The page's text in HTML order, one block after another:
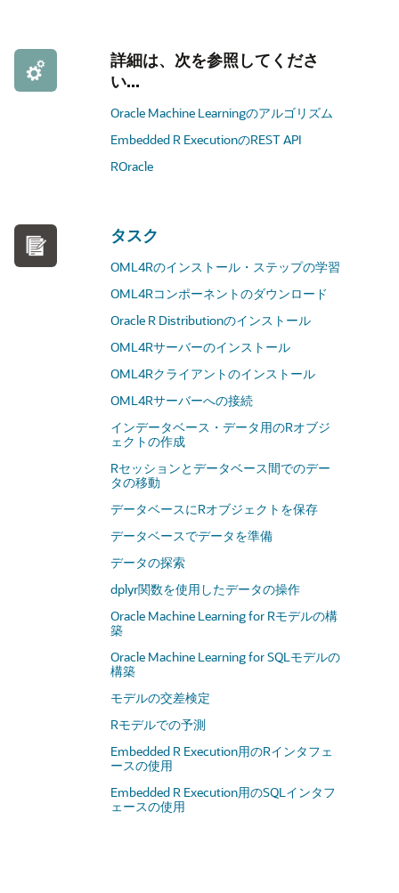
詳細は、次を参照してくださ
い...
Oracle Machine Learningのアルゴリズム
Embedded R ExecutionのREST API
ROracle
タスク
OML4Rのインストール・ステップの学習
OML4Rコンポーネントのダウンロード
Oracle R Distributionのインストール
OML4Rサーバーのインストール
OML4Rクライアントのインストール
OML4Rサーバーへの接続
インデータベース・データ用のRオブジ
ェクトの作成
Rセッションとデータベース間でのデー
タの移動
データベースにRオブジェクトを保存
データベースでデータを準備
データの探索
dplyr関数を使用したデータの操作
Oracle Machine Learning for Rモデルの構
築
Oracle Machine Learning for SQLモデルの
構築
モデルの交差検定
Rモデルでの予測
Embedded R Execution用のRインタフェ
ースの使用
Embedded R Execution用のSQLインタフ
ェースの使用